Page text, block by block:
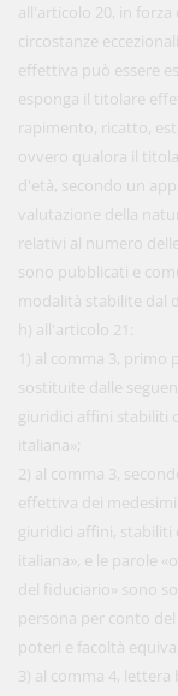
all'articolo 20, in
circostanze
effettiva può essere
esponga il titolare
rapimento, ricatto,
ovvero qualora il
d'età, secondo un
valutazione della
relativi al numero
sono pubblicati e
modalità stabilite dal
h) all'articolo 21:
1) al comma 3,
sostituite dalle
giuridici affini stabiliti
italiana»;
2) al comma 3,
effettiva dei
giuridici affini, stabiliti
italiana», e le parole
del fiduciario» sono
persona per conto
poteri e facoltà
3) al comma 4,